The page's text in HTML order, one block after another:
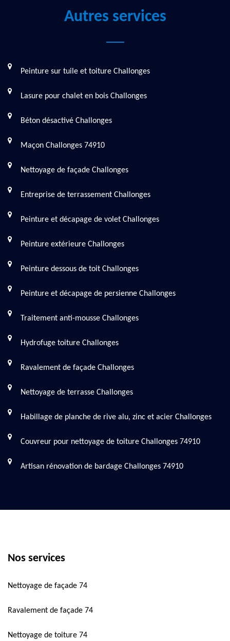
Autres services
Peinture sur tuile et toiture Challonges
Lasure pour chalet en bois Challonges
Béton désactivé Challonges
Maçon Challonges 74910
Nettoyage de façade Challonges
Entreprise de terrassement Challonges
Peinture et décapage de volet Challonges
Peinture extérieure Challonges
Peinture dessous de toit Challonges
Peinture et décapage de persienne Challonges
Traitement anti-mousse Challonges
Hydrofuge toiture Challonges
Ravalement de façade Challonges
Nettoyage de terrasse Challonges
Habillage de planche de rive alu, zinc et acier Challonges
Couvreur pour nettoyage de toiture Challonges 74910
Artisan rénovation de bardage Challonges 74910
Nos services
Nettoyage de façade 74
Ravalement de façade 74
Nettoyage de toiture 74